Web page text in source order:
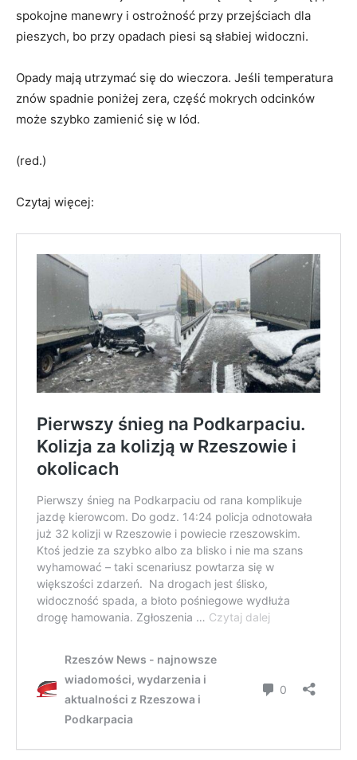
spokojne manewry i ostrożność przy przejściach dla
pieszych, bo przy opadach piesi są słabiej widoczni.
Opady mają utrzymać się do wieczora. Jeśli temperatura
znów spadnie poniżej zera, część mokrych odcinków
może szybko zamienić się w lód.
(red.)
Czytaj więcej: